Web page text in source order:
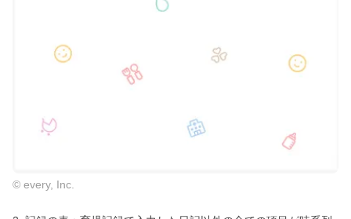
© every, Inc.